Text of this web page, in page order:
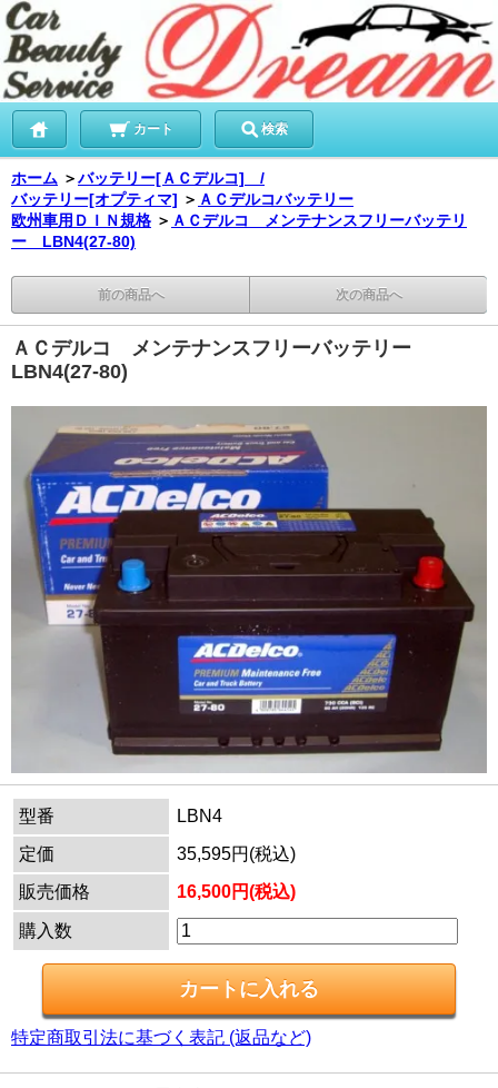
カート 検索
ホーム ＞バッテリー[ＡＣデルコ] /
バッテリー[オプティマ] ＞ ＡＣデルコバッテリー
欧州車用ＤＩＮ規格 ＞ ＡＣデルコ メンテナンスフリーバッテリ
ー LBN4(27-80)
前の商品へ 次の商品へ
ＡＣデルコ メンテナンスフリーバッテリー
LBN4(27-80)
型番
LBN4
定価
35,595円(税込)
販売価格
16,500円(税込)
購入数
特定商取引法に基づく表記 (返品など)